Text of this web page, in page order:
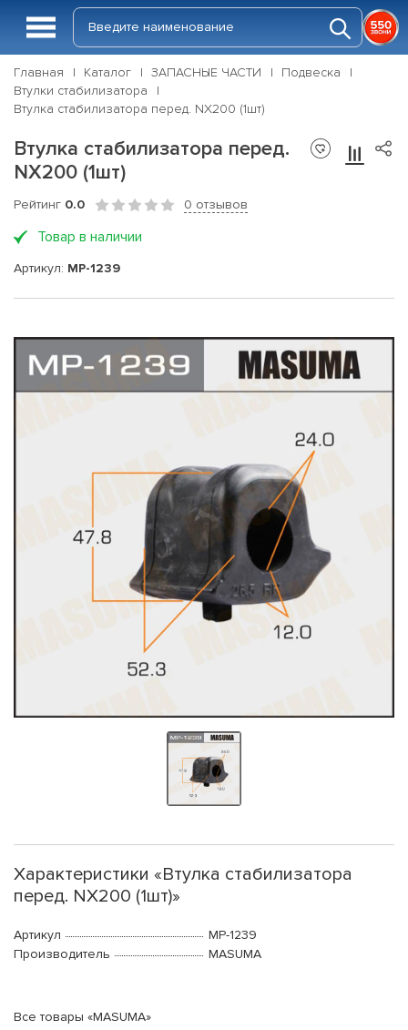
Главная Каталог ЗАПАСНЫЕ ЧАСТИ
Подвеска
Втулки стабилизатора
Втулка стабилизатора перед. NX200 (1шт)
Втулка стабилизатора перед.
NX200 (1шт)
Рейтинг 0.0 0 отзывов
Товар в наличии
Артикул: MP-1239
Характеристики «Втулка стабилизатора
перед. NX200 (1шт)»
Артикул
MP-1239
Производитель
MASUMA
Все товары «MASUMA»